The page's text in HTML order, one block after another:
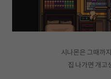
시나몬은 그때까
집 나가면 개고